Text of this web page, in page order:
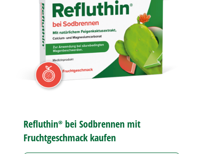
Refluthin® bei Sodbrennen mit
Fruchtgeschmack kaufen